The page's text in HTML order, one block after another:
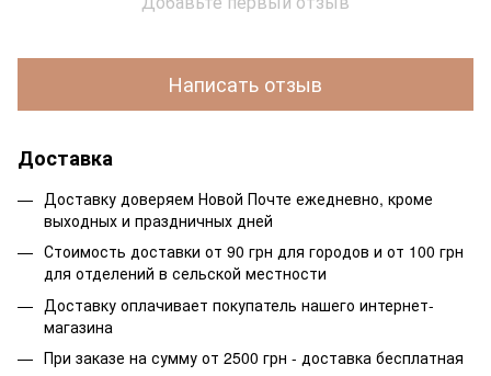
Написать отзыв
Доставка
Доставку доверяем Новой Почте ежедневно, кроме
выходных и праздничных дней
Стоимость доставки от 90 грн для городов и от 100 грн
для отделений в сельской местности
Доставку оплачивает покупатель нашего интернет-
магазина
При заказе на сумму от 2500 грн - доставка бесплатная